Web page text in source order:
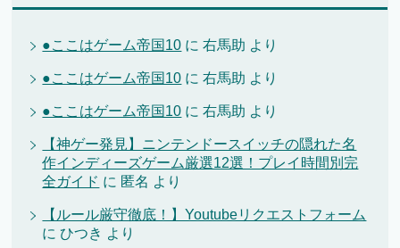
●ここはゲーム帝国10 に右馬助 より
●ここはゲーム帝国10 に右馬助 より
●ここはゲーム帝国10 に右馬助 より
【神ゲー発見】ニンテンドースイッチの隠れた名
作インディーズゲーム厳選12選！プレイ時間別完
全ガイド に 匿名 より
【ルール厳守徹底！】Youtubeリクエストフォーム
にひつき より